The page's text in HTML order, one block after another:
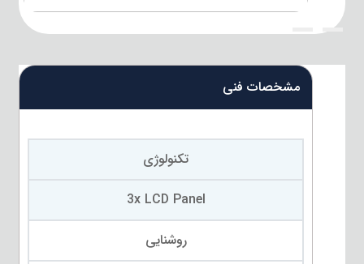
{title}
{title}
مشخصات فنی
تکنولوژی
3x LCD Panel
روشنایی